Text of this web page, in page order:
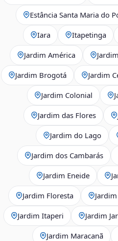
Estância Santa Maria do
Iara Itapetinga
Jardim América
Jardim Brogotá Jardim
Jardim Colonial
Jardim das Flores
Jardim do Lago
Jardim dos Cambarás
Jardim Eneide
Jardim Floresta
Jardim Itaperi Jardim
Jardim Maracanã